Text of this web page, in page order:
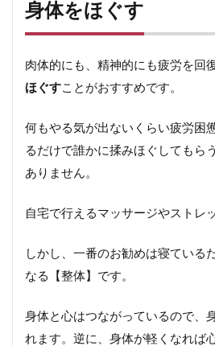
身体をほぐす
肉体的にも、精神的にも疲労を回
ほぐすことがおすすめです。
何もやる気が出ないくらい疲労困
るだけで誰かに揉みほぐしてもら
ありません。
自宅で行えるマッサージやストレ
しかし、 一番のお勧めは寝ている
なる【整体】です。
身体と心はつながっているので、
れます。逆に、身体が軽くなれば